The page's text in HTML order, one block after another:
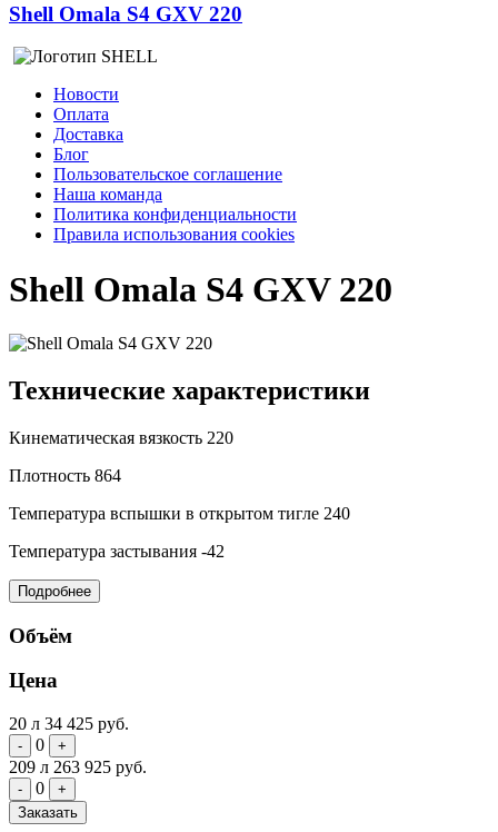
Shell Omala S4 GXV 220
Новости
Оплата
Доставка
Блог
Пользовательское соглашение
Наша команда
Политика конфиденциальности
Правила использования cookies
Shell Omala S4 GXV 220
Технические характеристики
Кинематическая вязкость 220
Плотность 864
Температура вспышки в открытом тигле 240
Температура застывания -42
Подробнее
Объём
Цена
20 л 34 425 руб.
- 0 +
209 л 263 925 руб.
- 0
+
Заказать